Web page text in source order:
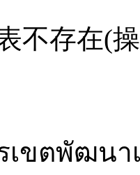
不存在(
ขตพัฒนา